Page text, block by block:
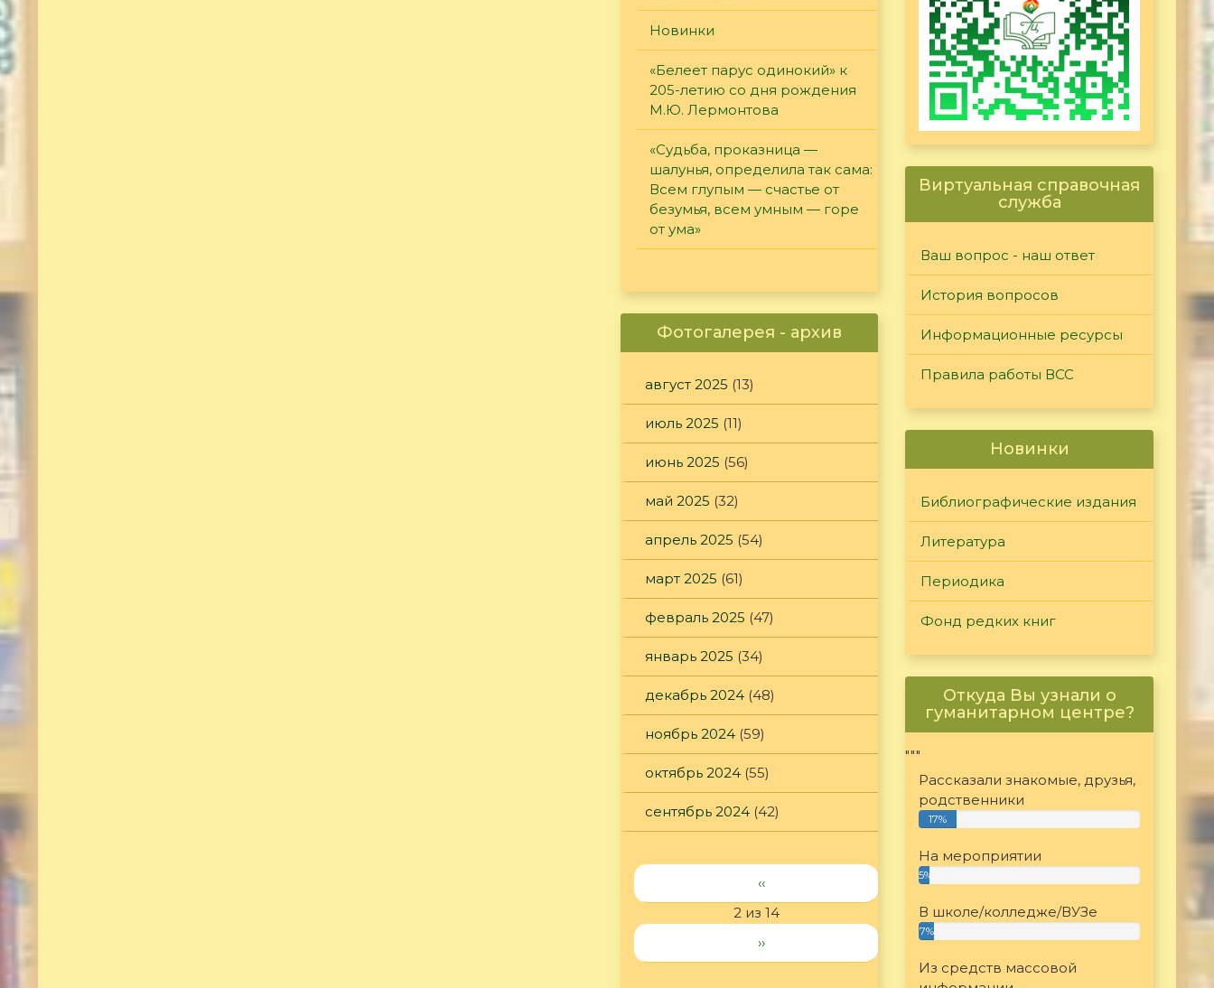
Новинки
«Белеет парус одинокий» к
205-летию со дня рождения
М.Ю. Лермонтова
«Судьба, проказница —
шалунья, определила так сама:
Всем глупым — счастье от
безумья, всем умным — горе
от ума»
Фотогалерея - архив
август 2025 (13)
июль 2025 (11)
июнь 2025 (56)
май 2025 (32)
апрель 2025 (54)
март 2025 (61)
февраль 2025 (47)
январь 2025 (34)
декабрь 2024 (48)
ноябрь 2024 (59)
октябрь 2024 (55)
сентябрь 2024 (42)
‹‹
2 из 14
››
Виртуальная справочная
служба
Ваш вопрос - наш ответ
История вопросов
Информационные ресурсы
Правила работы ВСС
Новинки
Библиографические издания
Литература
Периодика
Фонд редких книг
Откуда Вы узнали о
гуманитарном центре?
"""
Рассказали знакомые, друзья,
родственники
17%
На мероприятии
5%
В школе/колледже/ВУЗе
7%
Из средств массовой